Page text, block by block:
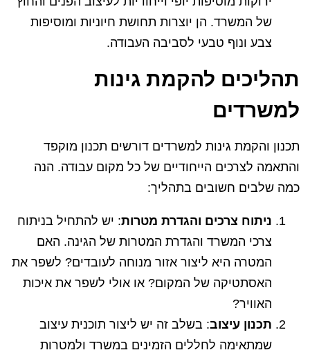
של המשרד. הן יוצרות תחושת חיוניות ומוסיפות
צבע ונוף טבעי לסביבה העבודה.
תהליכים להקמת גינות
למשרדים
תכנון והקמת גינות למשרדים דורשים תכנון מוקפד
והתאמה לצרכים הייחודיים של כל מקום עבודה. הנה
כמה שלבים חשובים בתהליך:
ניתוח צרכים והגדרת מטרות: יש להתחיל בניתוח
צרכי המשרד והגדרת המטרות של הגינה. האם
המטרה היא ליצור אזור מנוחה לעובדים? לשפר את
האסתטיקה של המקום? או אולי לשפר את איכות
האוויר?
תכנון עיצוב: בשלב זה יש ליצור תוכנית עיצוב
שמתאימה לחללים הזמינים במשרד ולמטרות